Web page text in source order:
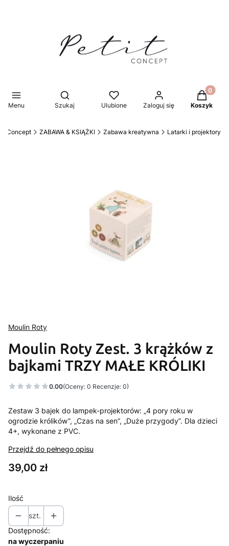
Menu
Otwórz wyszukiwarkę
Szukaj Ulubione Zaloguj się Koszyk
Concept ZABAWA & KSIĄŻKI Zabawa kreatywna Latarki i projektory
Moulin Roty
Moulin Roty Zest. 3 krążków z
bajkami TRZY MAŁE KRÓLIKI
0.00(Oceny: 0 Recenzje: 0)
Zestaw 3 bajek do lampek-projektorów: „4 pory roku w
ogrodzie królików”, „Czas na sen”, „Duże przygody”. Dla dzieci
4+, wykonane z PVC.
Przejdź do pełnego opisu
Cena
39,00 zł
Ilość
szt.
Dostępność:
na wyczerpaniu